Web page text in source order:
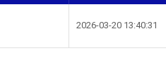
2026-03-20 13:40:31